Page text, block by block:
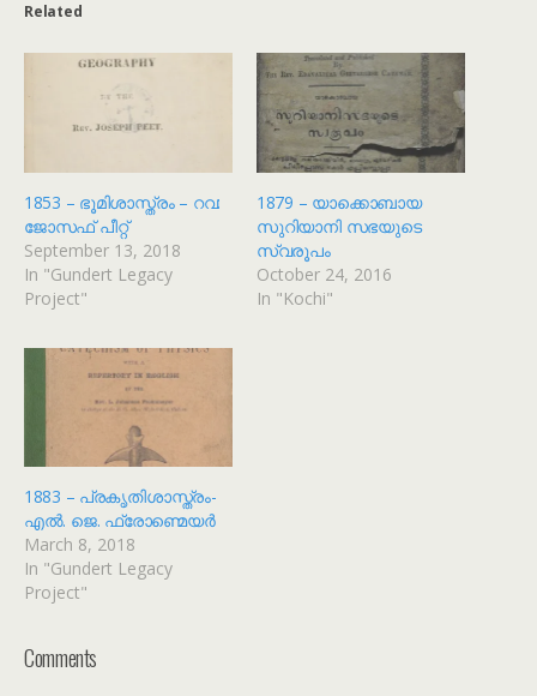
Related
1853 – ഭൂമിശാസ്ത്രം – റവ:
ജോസഫ് പീറ്റ്
September 13, 2018
In "Gundert Legacy
Project"
1879 – യാക്കൊബായ
സുറിയാനി സഭയുടെ
സ്വരൂപം
October 24, 2016
In "Kochi"
1883 – പ്രകൃതിശാസ്ത്രം-
എൽ. ജെ. ഫ്രോണ്മെയർ
March 8, 2018
In "Gundert Legacy
Project"
Comments